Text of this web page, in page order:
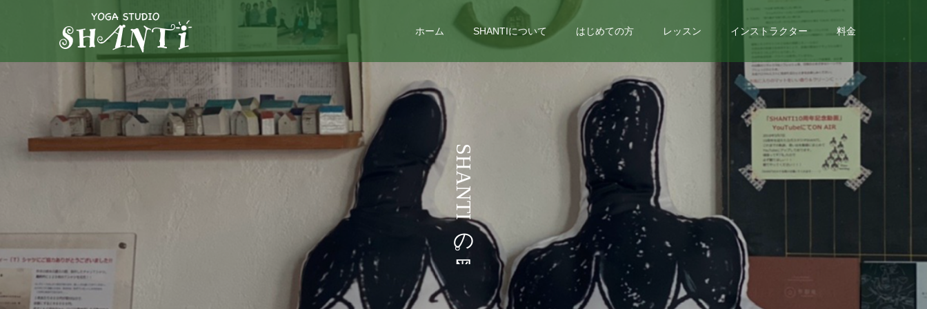
ホーム SHANTIについて はじめての方 レッスン インストラクター 料金
S
H
A
N
T
I
の
。
う